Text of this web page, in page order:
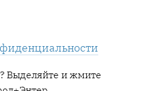
Выделяйте и жмите